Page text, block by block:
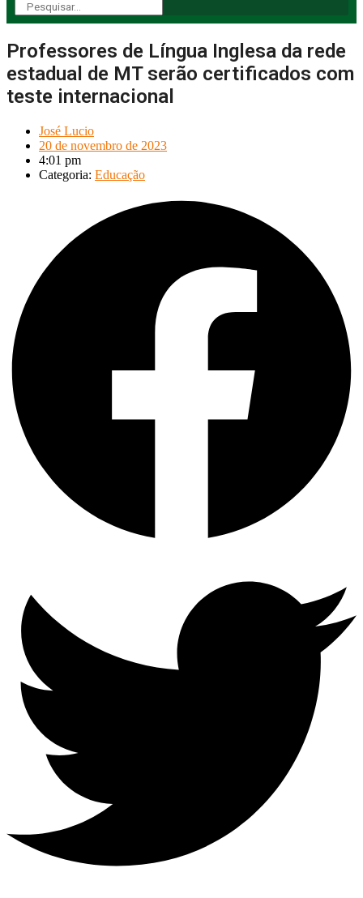
Professores de Língua Inglesa da rede
estadual de MT serão certificados com
teste internacional
José Lucio
20 de novembro de 2023
4:01 pm
Categoria: Educação